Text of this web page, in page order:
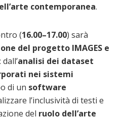
contemporanea.
(16.00–17.00) sarà
del progetto IMAGES e
: dall’analisi dei dataset
nei sistemi
di un software
l’inclusività di testi e
del ruolo dell’arte